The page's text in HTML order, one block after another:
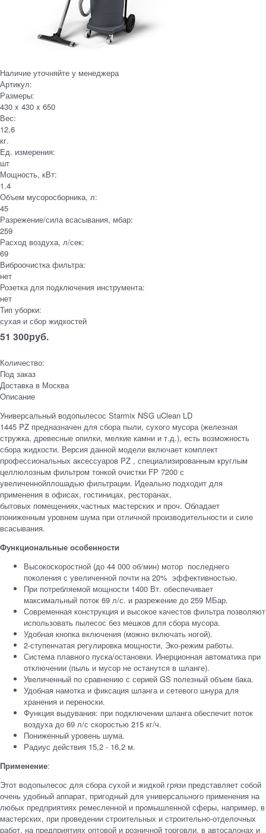
Наличие уточняйте у менеджера
Артикул:
Размеры:
430 x 430 x 650
Вес:
12,6
кг.
Ед. измерения:
шт
Мощность, кВт:
1.4
Объем мусоросборника, л:
45
Разрежение/сила всасывания, мбар:
259
Расход воздуха, л/сек:
69
Виброочистка фильтра:
нет
Розетка для подключения инструмента:
нет
Тип уборки:
сухая и сбор жидкостей
51 300руб.
Количество:
Под заказ
Доставка в Москва
Описание
Универсальный водопылесос Starmix NSG uClean LD
1445 PZ предназначен для сбора пыли, сухого мусора (железная
стружка, древесные опилки, мелкие камни и т.д.), есть возможность
сбора жидкости. Версия данной модели включает комплект
профессиональных аксессуаров PZ , специализированным круглым
целлюлозным фильтром тонкой очистки FР 7200 с
увеличеннойплошадью фильтрации. Идеально подходит для
применения в офисах, гостиницах, ресторанах,
бытовых помещениях,частных мастерских и проч. Обладает
пониженным уровнем шума при отличной производительности и силе
всасывания.
Функциональные особенности
Высокоскоростной (до 44 000 об/мин) мотор последнего
поколения с увеличенной почти на 20% эффективностью.
При потребляемой мощности 1400 Вт. обеспечивает
максимальный поток 69 л/с. и разрежение до 259 МБар.
Современная конструкция и высокое качестов фильтра позволяют
использовать пылесос без мешков для сбора мусора.
Удобная кнопка включения (можно включать ногой).
2-ступенчатая регулировка мощности, Эко-режим работы.
Система плавного пуска/остановки. Инерционная автоматика при
отключении (пыль и мусор не останутся в шланге).
Увеличенный по сравнению с серией GS полезный объем бака.
Удобная намотка и фиксация шланга и сетевого шнура для
хранения и переноски.
Функция выдувания: при подключении шланга обеспечит поток
воздуха до 69 л/с скоростью 215 кг/ч.
Пониженный уровень шума.
Радиус действия 15,2 - 16,2 м.
Применение:
Этот водопылесос для сбора сухой и жидкой грязи представляет собой
очень удобный аппарат, пригодный для универсального применения на
любых предприятиях ремесленной и промышленной сферы, например, в
мастерских, при проведении строительных и строительно-отделочных
работ, на предприятиях оптовой и розничной торговли, в автосалонах и